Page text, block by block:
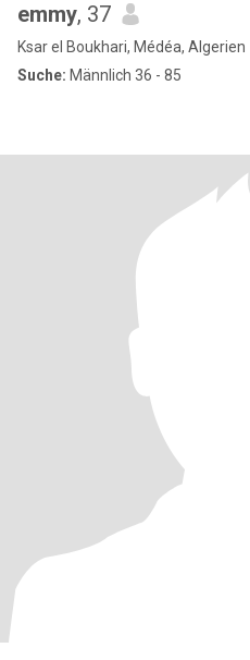
emmy, 37
Ksar el Boukhari, Médéa, Algerien
Suche: Männlich 36 - 85